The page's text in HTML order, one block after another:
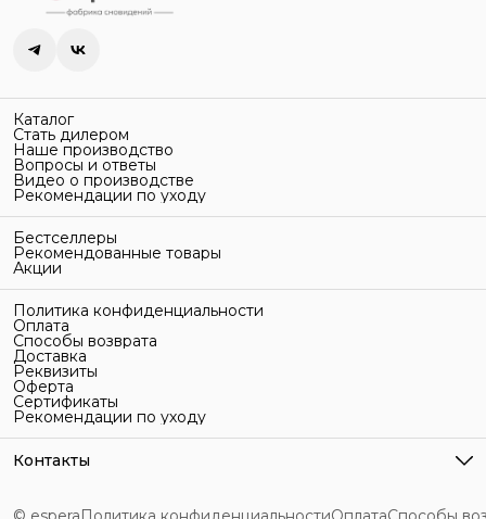
Каталог
Стать дилером
Наше производство
Вопросы и ответы
Видео о производстве
Рекомендации по уходу
Бестселлеры
Рекомендованные товары
Акции
Политика конфиденциальности
Оплата
Способы возврата
Доставка
Реквизиты
Оферта
Сертификаты
Рекомендации по уходу
Контакты